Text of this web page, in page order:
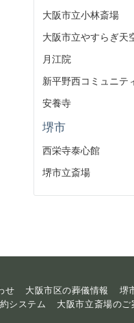
大阪市立小林斎場
大阪市立やすらぎ天
月江院
新平野西コミュニテ
安養寺
堺市
西栄寺泰心館
堺市立斎場
せ 大阪市区の葬儀情報 堺
システム 大阪市立斎場のご